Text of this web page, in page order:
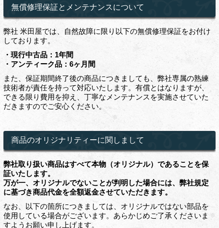
無償修理保証とメンテナンスについて
弊社 米田屋では、自然故障に限り以下の無償修理保証をお付け
しております。
・現行中古品：1年間
・アンティーク品：6ヶ月間
また、保証期間終了後の商品につきましても、弊社専属の熟練
技術者が責任を持って対応いたします。有償とはなりますが、
できる限り費用を抑え、丁寧なメンテナンスを実施させていた
だきますのでご安心ください。
商品のオリジナリティーに関しまして
弊社取り扱い商品はすべて本物（オリジナル）であることを保
証いたします。
万が一、オリジナルでないことが判明した場合には、弊社規定
に基づき商品代金を全額返金させていただきます。
なお、以下の箇所につきましては、オリジナルではない部品を
使用している場合がございます。あらかじめご了承くださいま
すようお願い申し上げます。